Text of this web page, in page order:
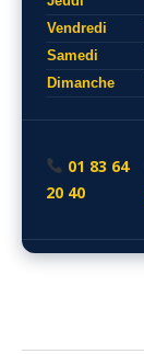
Vendredi
Samedi
Dimanche
01 83 64
20 40